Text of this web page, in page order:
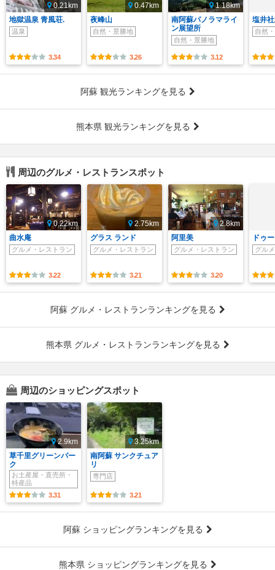
0.21km
地獄温泉 青風荘.
温泉
3.34
0.47km
夜峰山
自然・景勝地
3.26
1.18km
南阿蘇パノラマライ
ン展望所
自然・景勝地
3.12
塩井
自然
阿蘇 観光ランキングを見る
熊本県 観光ランキングを見る
周辺のグルメ・レストランスポット
0.22km
曲水庵
グルメ・レストラン
3.22
2.75km
グラス ランド
グルメ・レストラン
3.21
2.8km
阿里美
グルメ・レストラン
3.20
ドゥ
グル
阿蘇 グルメ・レストランランキングを見る
熊本県 グルメ・レストランランキングを見る
周辺のショッピングスポット
2.9km
草千里グリーンパー
ク
お土産屋・直売所・
特産品
3.31
3.25km
南阿蘇 サンクチュア
リ
専門店
3.21
阿蘇 ショッピングランキングを見る
熊本県 ショッピングランキングを見る